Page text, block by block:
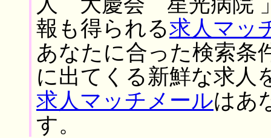
報も得られる求人マッ
あなたに合った検索条
に出てくる新鮮な求人
求人マッチメールはあ
す。